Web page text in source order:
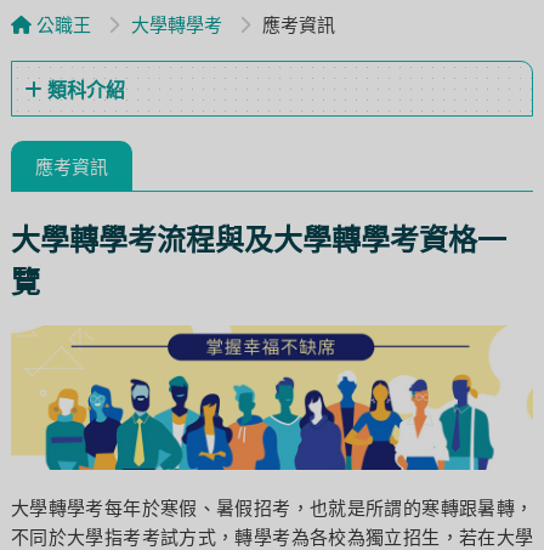
公職王 大學轉學考 應考資訊
類科介紹
應考資訊
大學轉學考流程與及大學轉學考資格一
覽
大學轉學考每年於寒假、暑假招考，也就是所謂的寒轉跟暑轉，
不同於大學指考考試方式，轉學考為各校為獨立招生，若在大學